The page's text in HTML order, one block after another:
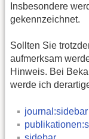
Insbesondere
gekennzeichnet.
Sollten Sie
aufmerksam
Hinweis. Bei
werde ich
journal:sidebar